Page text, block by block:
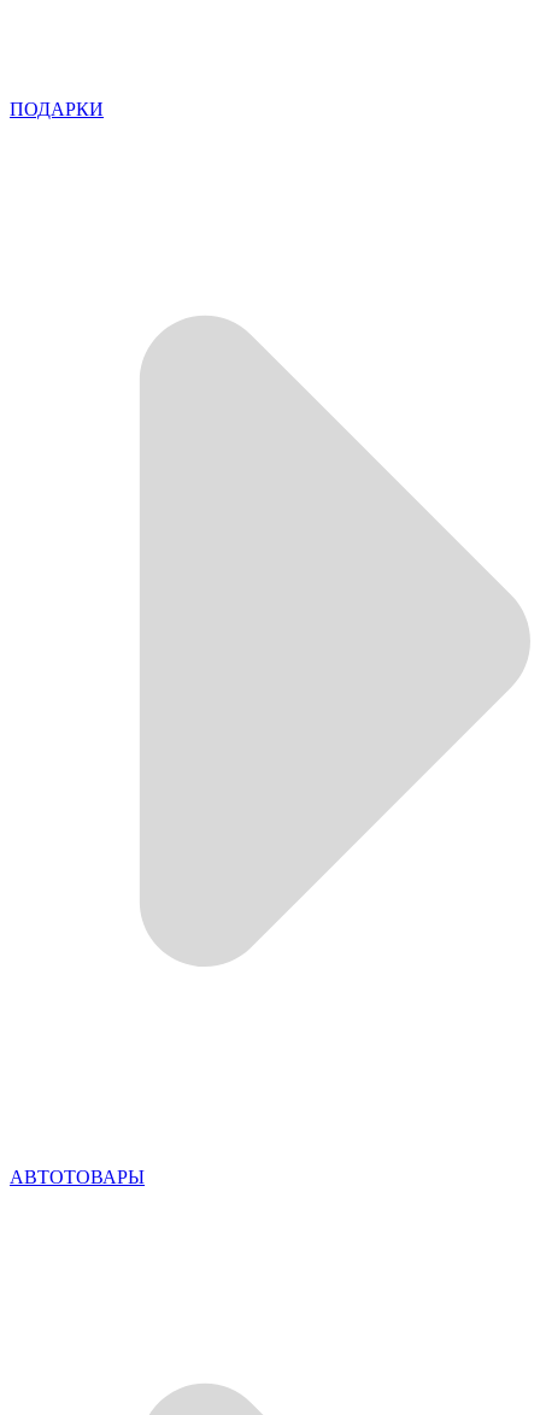
ПОДАРКИ
АВТОТОВАРЫ